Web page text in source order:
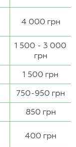
4 000 грн
1 500 - 3 000
грн
1 500 грн
750-950 грн
850 грн
400 грн